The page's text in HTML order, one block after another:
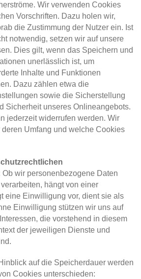
Wir verwenden Cookies
Vorschriften. Dazu holen wir,
die Zustimmung der Nutzer ein. Ist
notwendig, setzen wir auf unsere
Dies gilt, wenn das Speichern und
unerlässlich ist, um
Inhalte und Funktionen
Dazu zählen etwa die
sowie die Sicherstellung
Sicherheit unseres Onlineangebots.
jederzeit widerrufen werden. Wir
Umfang und welche Cookies
Ob wir personenbezogene Daten
hängt von einer
eine Einwilligung vor, dient sie als
Einwilligung stützen wir uns auf
die vorstehend in diesem
der jeweiligen Dienste und
auf die Speicherdauer werden
Cookies unterschieden: